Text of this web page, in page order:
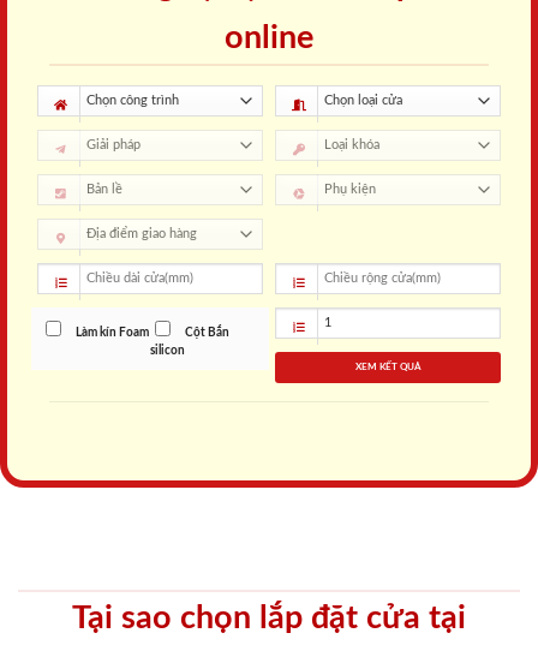
online
Làm kín Foam
Cột Bắn
silicon
XEM KẾT QUẢ
Tại sao chọn lắp đặt cửa tại